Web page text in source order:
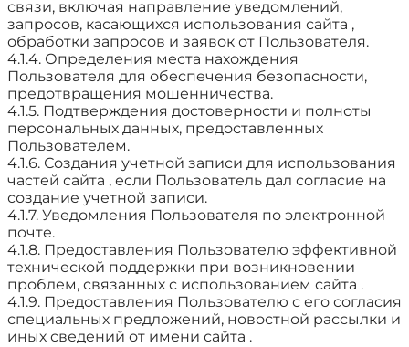
связи, включая направление уведомлений,
запросов, касающихся использования сайта ,
обработки запросов и заявок от Пользователя.
4.1.4. Определения места нахождения
Пользователя для обеспечения безопасности,
предотвращения мошенничества.
4.1.5. Подтверждения достоверности и полноты
персональных данных, предоставленных
Пользователем.
4.1.6. Создания учетной записи для использования
частей сайта , если Пользователь дал согласие на
создание учетной записи.
4.1.7. Уведомления Пользователя по электронной
почте.
4.1.8. Предоставления Пользователю эффективной
технической поддержки при возникновении
проблем, связанных с использованием сайта .
4.1.9. Предоставления Пользователю с его согласия
специальных предложений, новостной рассылки и
иных сведений от имени сайта .